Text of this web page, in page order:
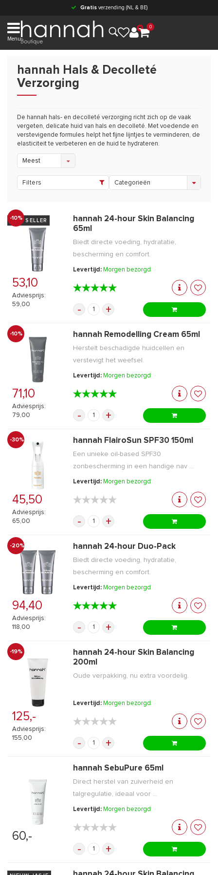
Gratisverzending (NL & BE)
Menu
0
hannah Hals & Decolleté
Verzorging
De hannah hals- en decolleté verzorging richt zich op de vaak
vergeten, delicate huid van hals en decolleté. Met voedende en
verstevigende formules helpt het fijne lijntjes te verminderen, de
elasticiteit te verbeteren en de huid te hydrateren.
Meest
bekeken
Filters
Categorieën
BESTSELLER
-10%
53,10
Adviesprijs:
59,00
hannah 24-hour Skin Balancing
65ml
Biedt directe voeding, hydratatie,
bescherming en comfort.
Levertijd: Morgen bezorgd
★★★★★
★★★★★
- +
-10%
71,10
Adviesprijs:
79,00
hannah Remodelling Cream 65ml
Herstelt beschadigde huidcellen en
verstevigt het weefsel.
Levertijd: Morgen bezorgd
★★★★★
★★★★★
- +
-30%
45,50
Adviesprijs:
65,00
hannah FlairoSun SPF30 150ml
Een unieke oil-based SPF30
zonbescherming in een handige nav ...
Levertijd: Morgen bezorgd
★★★★★
★★★★★
- +
-20%
94,40
Adviesprijs:
118,00
hannah 24-hour Duo-Pack
Biedt directe voeding, hydratatie,
bescherming en comfort.
Levertijd: Morgen bezorgd
★★★★★
★★★★★
- +
-19%
125,-
Adviesprijs:
155,00
hannah 24-hour Skin Balancing
200ml
Oude verpakking, nu extra voordelig.
Levertijd: Morgen bezorgd
★★★★★
★★★★★
- +
60,-
hannah SebuPure 65ml
Direct herstel van zuiverheid en
talgregulatie, ideaal voor ...
Levertijd: Morgen bezorgd
★★★★★
★★★★★
- +